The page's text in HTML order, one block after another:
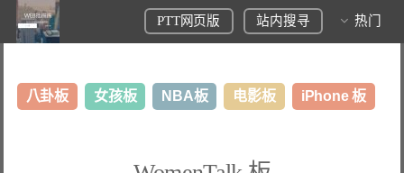
PTT网页版 站内搜寻 热门
八卦板 女孩板 NBA板 电影板 iPhone 板